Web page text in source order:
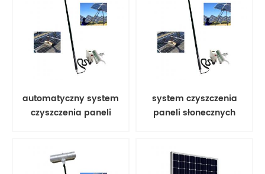
automatyczny system
czyszczenia paneli
system czyszczenia
paneli słonecznych